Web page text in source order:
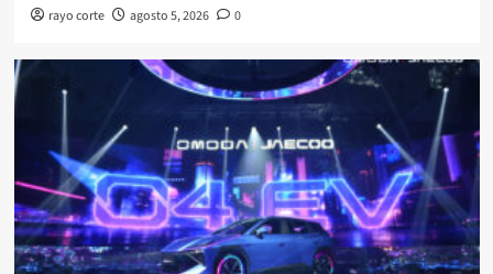
rayo corte agosto 5, 2026 0